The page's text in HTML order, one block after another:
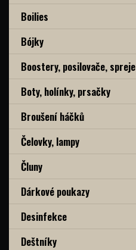
Boilies
Bójky
Boostery, posilovače, spreje
Boty, holínky, prsačky
Broušení háčků
Čelovky, lampy
Čluny
Dárkové poukazy
Desinfekce
Deštníky